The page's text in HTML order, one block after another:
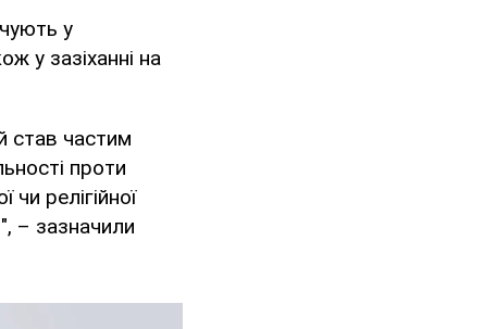
у
у зазіханні на
став частим
проти
релігійної
– зазначили